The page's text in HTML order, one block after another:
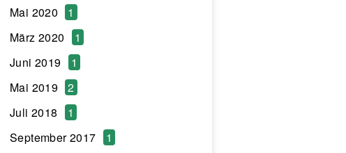
Mai 2020
1
März 2020
1
Juni 2019
1
Mai 2019
2
Juli 2018
1
September 2017
1